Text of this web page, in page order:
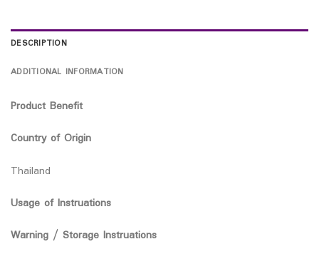
DESCRIPTION
ADDITIONAL INFORMATION
Product Benefit
Country of Origin
Thailand
Usage of Instruations
Warning / Storage Instruations